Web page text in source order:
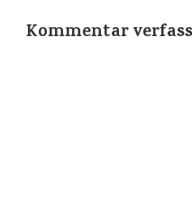
Kommentar